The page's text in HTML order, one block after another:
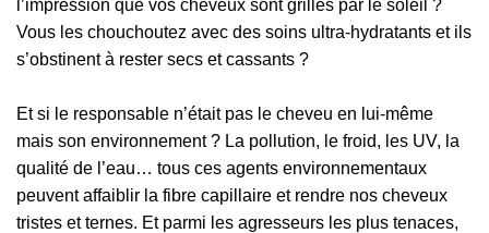
l’impression que vos cheveux sont grillés par le soleil ?
Vous les chouchoutez avec des soins ultra-hydratants et ils
s’obstinent à rester secs et cassants ?
Et si le responsable n’était pas le cheveu en lui-même
mais son environnement ? La pollution, le froid, les UV, la
qualité de l’eau… tous ces agents environnementaux
peuvent affaiblir la fibre capillaire et rendre nos cheveux
tristes et ternes. Et parmi les agresseurs les plus tenaces,